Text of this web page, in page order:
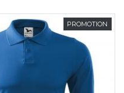
PROMOTION